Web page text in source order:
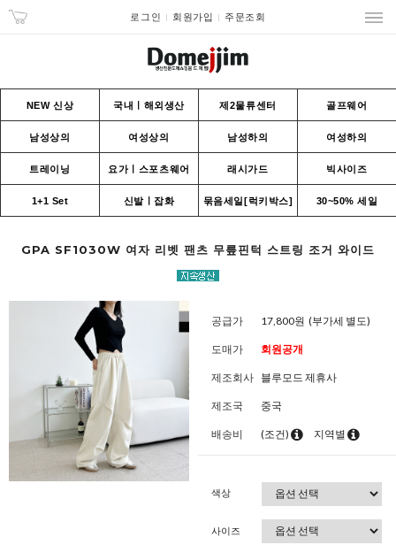
로그인 회원가입 주문조회
NEW 신상 국내ㅣ해외생산 제2물류센터 골프웨어
남성상의 여성상의 남성하의 여성하의
트레이닝 요가ㅣ스포츠웨어 래시가드 빅사이즈
1+1 Set 신발ㅣ잡화 묶음세일[럭키박스] 30~50% 세일
GPA SF1030W 여자 리벳 팬츠 무릎핀턱 스트링 조거 와이드
공급가 17,800원 (부가세 별도)
도매가 회원공개
제조회사 블루모드 제휴사
제조국 중국
배송비 (조건) 지역별
색상
사이즈